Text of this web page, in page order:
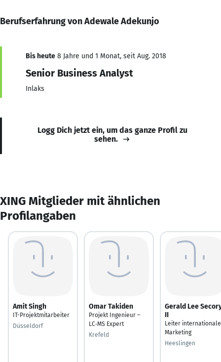
Berufserfahrung von Adewale Adekunjo
Bis heute 8 Jahre und 1 Monat, seit Aug. 2018
Senior Business Analyst
Inlaks
Logg Dich jetzt ein, um das ganze Profil zu
sehen.
XING Mitglieder mit ähnlichen
Profilangaben
Amit Singh
IT-Projektmitarbeiter
Düsseldorf
Omar Takiden
Projekt Ingenieur –
LC‑MS Expert
Krefeld
Gerald Lee
II
Leiter
Marketing
Heeslingen